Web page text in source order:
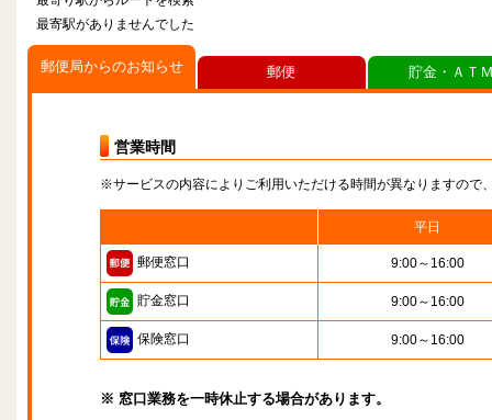
最寄駅がありませんでした
郵便局からのお知らせ
営業時間
※サービスの内容によりご利用いただける時間が異なりますので
平日
郵便窓口 9:00～16:00
貯金窓口 9:00～16:00
保険窓口 9:00～16:00
※ 窓口業務を一時休止する場合があります。
郵便 貯金・ＡＴ